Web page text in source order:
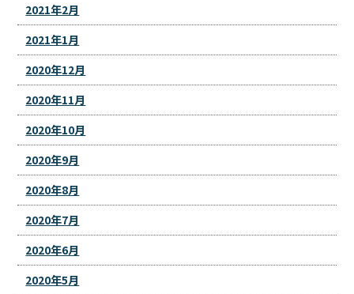
2021年2月
2021年1月
2020年12月
2020年11月
2020年10月
2020年9月
2020年8月
2020年7月
2020年6月
2020年5月